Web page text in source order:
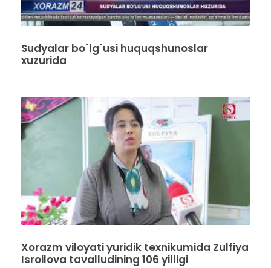
Sudyalar bo`lg`usi huquqshunoslar
xuzurida
Xorazm viloyati yuridik texnikumida Zulfiya
Isroilova tavalludining 106 yilligi